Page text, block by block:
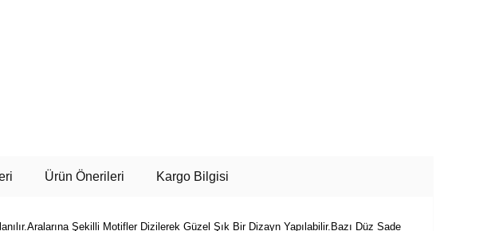
Ürün Önerileri Kargo Bilgisi
Şekilli Motifler Dizilerek Güzel Şık Bir Dizayn Yapılabilir.Bazı Düz Sade